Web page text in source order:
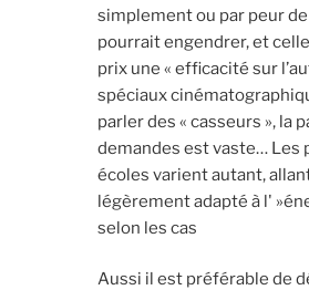
simplement ou par peur de
pourrait engendrer, et
prix une « efficacité sur
spéciaux
parler des « casseurs », la
demandes est vaste… Les
écoles varient autant,
légèrement adapté à l'
selon les cas
Aussi il est préférable de